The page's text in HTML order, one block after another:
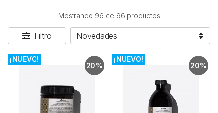
Mostrando 96 de 96 productos
Filtro
20%
¡NUEVO!
20%
¡NUEVO!